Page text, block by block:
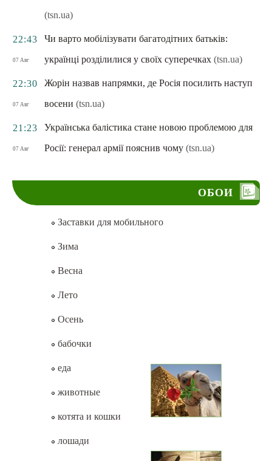
(tsn.ua)
22:43
07 Авг
Чи варто мобілізувати багатодітних батьків:
українці розділилися у своїх суперечках (tsn.ua)
22:30
07 Авг
Жорін назвав напрямки, де Росія посилить наступ
восени (tsn.ua)
21:23
07 Авг
Українська балістика стане новою проблемою для
Росії: генерал армії пояснив чому (tsn.ua)
ОБОИ
Заставки для мобильного
Зима
Весна
Лето
Осень
бабочки
еда
животные
котята и кошки
лошади